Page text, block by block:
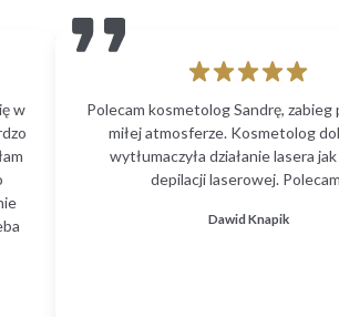
w
Polecam kosmetolog Sandrę, zabieg
miłej atmosferze. Kosmetolog
wytłumaczyła działanie lasera
depilacji laserowej.
Dawid Knapik